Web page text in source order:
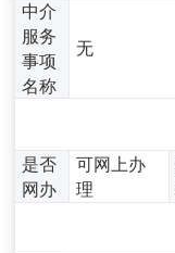
中介
服务
事项
名称
无
是否
网办
可网上办
理